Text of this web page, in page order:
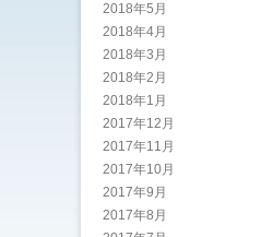
2018年5月
2018年4月
2018年3月
2018年2月
2018年1月
2017年12月
2017年11月
2017年10月
2017年9月
2017年8月